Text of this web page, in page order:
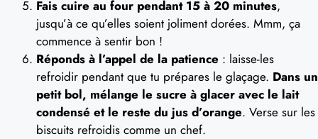
Fais cuire au four pendant 15 à 20 minutes,
jusqu’à ce qu’elles soient joliment dorées. Mmm, ça
commence à sentir bon !
Réponds à l’appel de la patience : laisse-les
refroidir pendant que tu prépares le glaçage. Dans un
petit bol, mélange le sucre à glacer avec le lait
condensé et le reste du jus d’orange. Verse sur les
biscuits refroidis comme un chef.